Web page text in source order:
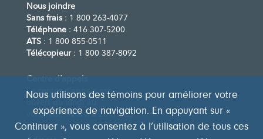
Nous joindre
Sans frais: 1 800 263-4077
Téléphone : 416 307-5200
ATS : 1 800 855-0511
Télécopieur: 1 800 387-8092
Centre d’appels
Le centre d’appels est
vendredi, de 8 h à 20 h (HE)
Nous utilisons des témoins pour améliorer votre
expérience de navigation. En appuyant sur «
Continuer », vous consentez à l’utilisation de tous ces